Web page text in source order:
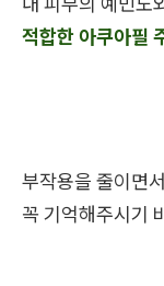
적합한 아쿠아필
부작용을 줄이면
꼭 기억해주시기